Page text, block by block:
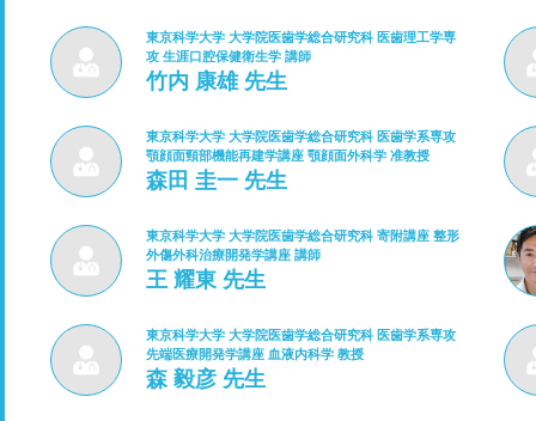
東京科学大学 大学院医歯学総合研究科 医歯理工学専
攻 生涯口腔保健衛生学 講師
竹内 康雄 先生
東京科学大学 大学院医歯学総合研究科 医歯学系専攻
顎顔面頸部機能再建学講座 顎顔面外科学 准教授
森田 圭一 先生
東京科学大学 大学院医歯学総合研究科 寄附講座 整形
外傷外科治療開発学講座 講師
王 耀東 先生
東京科学大学 大学院医歯学総合研究科 医歯学系専攻
先端医療開発学講座 血液内科学 教授
森 毅彦 先生